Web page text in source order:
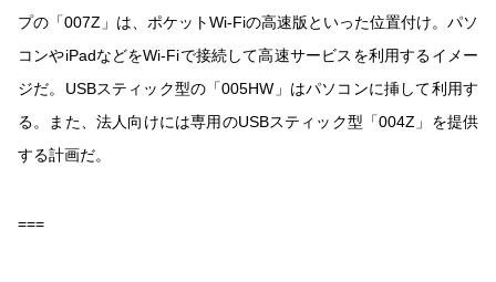
プの「007Z」は、ポケットWi-Fiの高速版といった位置付け。パソ
コンやiPadなどをWi-Fiで接続して高速サービスを利用するイメー
ジだ。USBスティック型の「005HW」はパソコンに挿して利用す
る。また、法人向けには専用のUSBスティック型「004Z」を提供
する計画だ。
===